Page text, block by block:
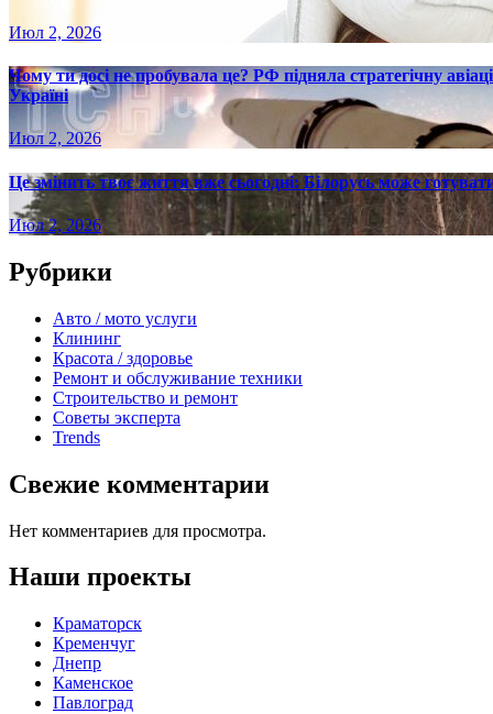
Июл 2, 2026
Чому ти досі не пробувала це? РФ підняла стратегічну
Україні
Июл 2, 2026
Це змінить твоє життя вже сьогодні: Білорусь може
Июл 2, 2026
Рубрики
Авто / мото услуги
Клининг
Красота / здоровье
Ремонт и обслуживание техники
Строительство и ремонт
Советы эксперта
Trends
Свежие комментарии
Нет комментариев для просмотра.
Наши проекты
Краматорск
Кременчуг
Днепр
Каменское
Павлоград